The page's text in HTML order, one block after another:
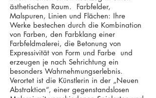
ästhetischen Raum. Farbfelder,
Malspuren, Linien und Flächen: Ihre
Werke bestechen durch die Kombination
von Farben, den Farbklang einer
Farbfeldmalerei, die Betonung von
Expressivität von Form und Farbe und
erzeugen je nach Sehrichtung ein
besonders Wahrnehmungserlebnis.
Verortet ist die Künstlerin in der „Neuen
Abstraktion“, einer gegenstandslosen